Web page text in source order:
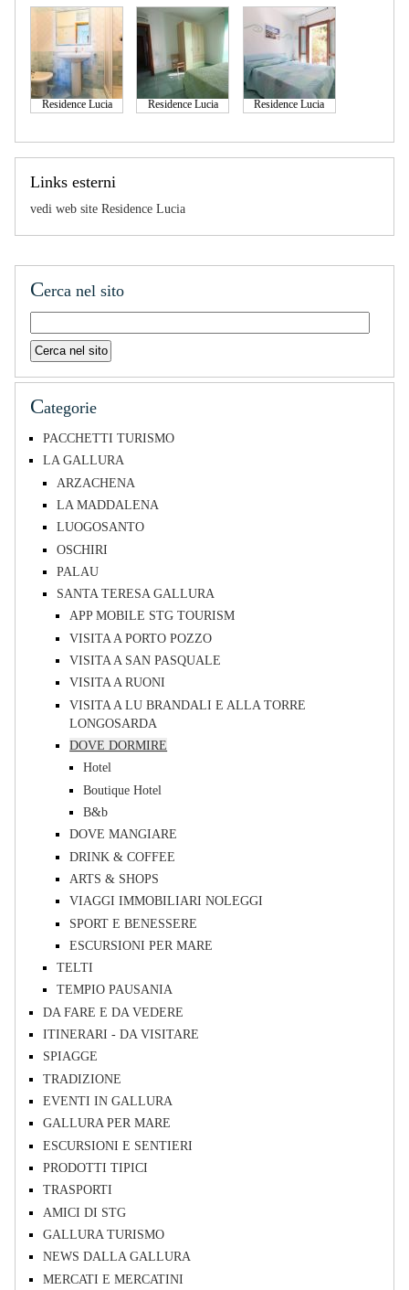
Residence Lucia Residence Lucia Residence Lucia
Links esterni
vedi web site Residence Lucia
Cerca nel sito
Categorie
PACCHETTI TURISMO
LA GALLURA
ARZACHENA
LA MADDALENA
LUOGOSANTO
OSCHIRI
PALAU
SANTA TERESA GALLURA
APP MOBILE STG TOURISM
VISITA A PORTO POZZO
VISITA A SAN PASQUALE
VISITA A RUONI
VISITA A LU BRANDALI E ALLA TORRE
LONGOSARDA
DOVE DORMIRE
Hotel
Boutique Hotel
B&b
DOVE MANGIARE
DRINK & COFFEE
ARTS & SHOPS
VIAGGI IMMOBILIARI NOLEGGI
SPORT E BENESSERE
ESCURSIONI PER MARE
TELTI
TEMPIO PAUSANIA
DA FARE E DA VEDERE
ITINERARI - DA VISITARE
SPIAGGE
TRADIZIONE
EVENTI IN GALLURA
GALLURA PER MARE
ESCURSIONI E SENTIERI
PRODOTTI TIPICI
TRASPORTI
AMICI DI STG
GALLURA TURISMO
NEWS DALLA GALLURA
MERCATI E MERCATINI